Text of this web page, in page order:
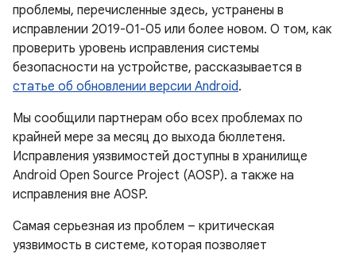
проблемы, перечисленные здесь, устранены в
исправлении 2019-01-05 или более новом. О том, как
проверить уровень исправления системы
безопасности на устройстве, рассказывается в
статье об обновлении версии Android.
Мы сообщили партнерам обо всех проблемах по
крайней мере за месяц до выхода бюллетеня.
Исправления уязвимостей доступны в хранилище
Android Open Source Project (AOSP). а также на
исправления вне AOSP.
Самая серьезная из проблем – критическая
уязвимость в системе, которая позволяет